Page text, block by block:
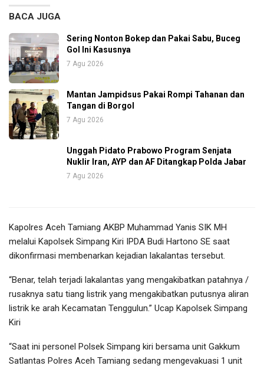
BACA JUGA
Sering Nonton Bokep dan Pakai Sabu, Buceg
Gol Ini Kasusnya
7 Agu 2026
Mantan Jampidsus Pakai Rompi Tahanan dan
Tangan di Borgol
7 Agu 2026
Unggah Pidato Prabowo Program Senjata
Nuklir Iran, AYP dan AF Ditangkap Polda Jabar
7 Agu 2026
Kapolres Aceh Tamiang AKBP Muhammad Yanis SIK MH
melalui Kapolsek Simpang Kiri IPDA Budi Hartono SE saat
dikonfirmasi membenarkan kejadian lakalantas tersebut.
“Benar, telah terjadi lakalantas yang mengakibatkan patahnya /
rusaknya satu tiang listrik yang mengakibatkan putusnya aliran
listrik ke arah Kecamatan Tenggulun.” Ucap Kapolsek Simpang
Kiri
“Saat ini personel Polsek Simpang kiri bersama unit Gakkum
Satlantas Polres Aceh Tamiang sedang mengevakuasi 1 unit